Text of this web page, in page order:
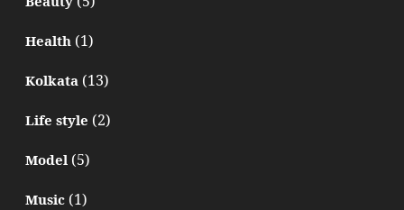
Health(1)
Kolkata(13)
Life style (2)
Model(5)
Music(1)